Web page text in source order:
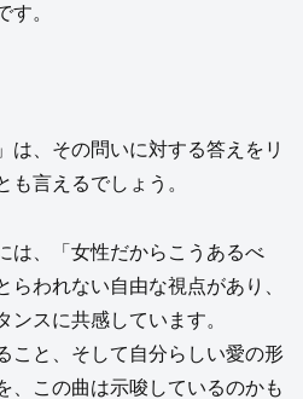
す。
は、その問いに対する答えをリ
も言えるでしょう。
は、「女性だからこうあるべ
らわれない自由な視点があり、
ンスに共感しています。
こと、そして自分らしい愛の形
、この曲は示唆しているのかも